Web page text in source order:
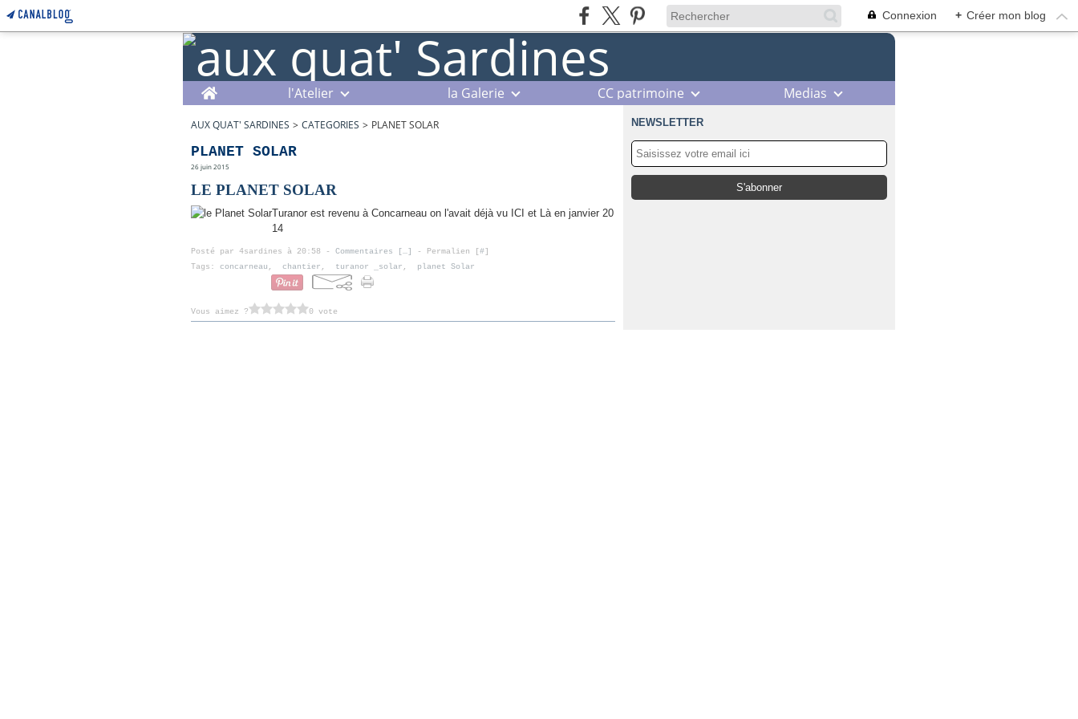
Connexion + Créer mon blog
Home l'Atelier la Galerie CC patrimoine Medias
AUX QUAT' SARDINES > CATEGORIES > PLANET SOLAR
PLANET SOLAR
26 juin 2015
LE PLANET SOLAR
Turanor est revenu à Concarneau on l'avait déjà vu ICI et Là en janvier 20
14
Posté par 4sardines à 20:58 - Commentaires […] - Permalien [#]
Tags: concarneau , chantier , turanor _solar , planet Solar
Vous aimez ? 0 vote
NEWSLETTER